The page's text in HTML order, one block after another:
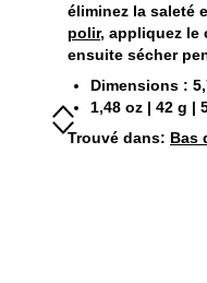
éliminez la saleté
polir, appliquez le
ensuite sécher
Dimensions :
1,48 oz | 42 g |
Trouvé dans: Bas